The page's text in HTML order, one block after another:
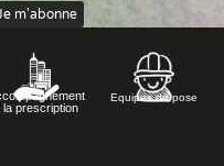
m'abonne
la prescription
Equipes de pose